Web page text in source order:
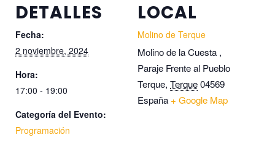
DETALLES
Fecha:
2 noviembre, 2024
Hora:
17:00 - 19:00
Categoría del Evento:
Programación
LOCAL
Molino de Terque
Molino de la Cuesta ,
Paraje Frente al Pueblo
Terque, Terque04569
España + Google Map